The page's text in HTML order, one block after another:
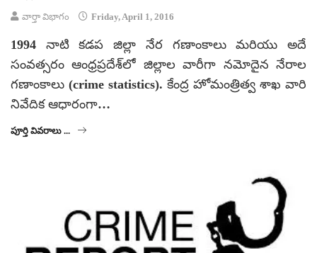
వార్తా విభాగం Friday, April 1, 2016
1994 నాటి కడప జిల్లా నేర గణాంకాలు మరియు అదే
సంవత్సరం ఆంధ్రప్రదేశ్‌లో జిల్లాల వారీగా నమోదైన నేరాల
గణాంకాలు (crime statistics). కేంద్ర హోమంత్రిత్వ శాఖ వారి
నివేదిక ఆధారంగా…
పూర్తి వివరాలు ...